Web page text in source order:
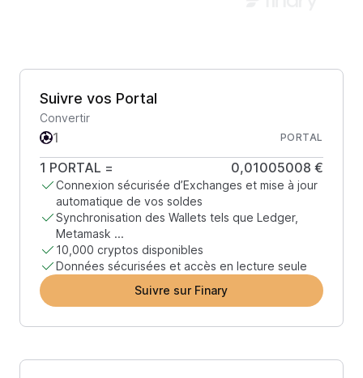
Suivre vos Portal
Convertir
PORTAL
1 PORTAL = 0,01005008 €
Connexion sécurisée d’Exchanges et mise à jour
automatique de vos soldes
Synchronisation des Wallets tels que Ledger,
Metamask ...
10,000 cryptos disponibles
Données sécurisées et accès en lecture seule
Suivre sur Finary